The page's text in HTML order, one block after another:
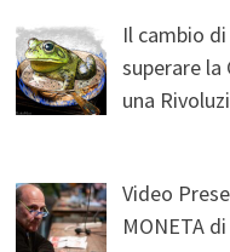
Il cambio
superare la
una
Video
MONETA